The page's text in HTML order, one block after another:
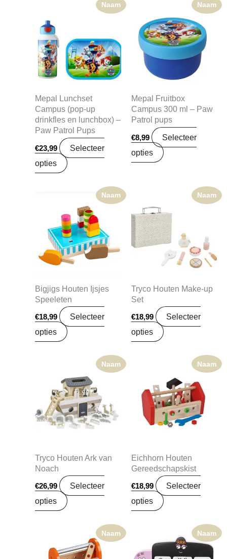
Naam
Mepal Lunchset
Campus (pop-up
drinkfles en lunchbox) –
Paw Patrol Pups
€23,99
Selecteer
opties
Naam
Mepal Fruitbox
Campus 300 ml – Paw
Patrol pups
€8,99
Selecteer
opties
Naam
Bigjigs Houten Ijsjes
Speeleten
€18,99
Selecteer
opties
Naam
Tryco Houten Make-up
Set
€18,99
Selecteer
opties
Naam
Tryco Houten Ark van
Noach
€26,99
Selecteer
opties
Naam
Eichhorn Houten
Gereedschapskist
€18,99
Selecteer
opties
Naam Naam